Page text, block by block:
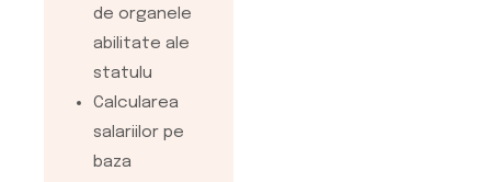
de organele
abilitate ale
statulu
Calcularea
salariilor pe
baza